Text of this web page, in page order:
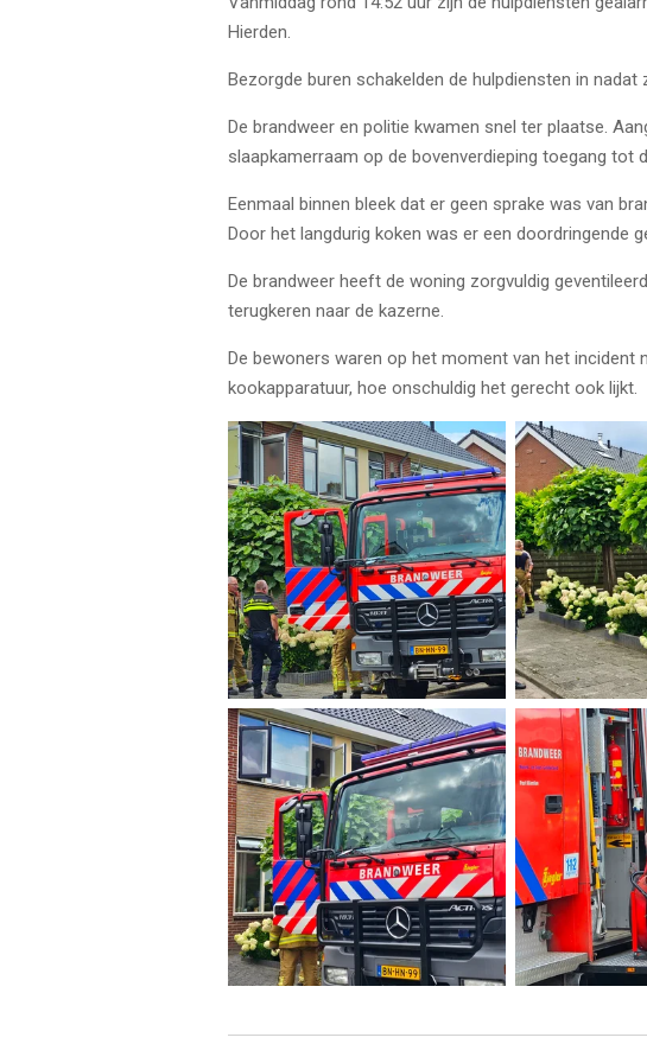
Hierden.
Bezorgde buren schakelden de hulpdiensten in
De brandweer en politie kwamen snel ter plaatse.
slaapkamerraam op de bovenverdieping toegang tot
Eenmaal binnen bleek dat er geen sprake was van
Door het langdurig koken was er een doordringende
De brandweer heeft de woning zorgvuldig
terugkeren naar de kazerne.
De bewoners waren op het moment van het
kookapparatuur, hoe onschuldig het gerecht ook lijkt.